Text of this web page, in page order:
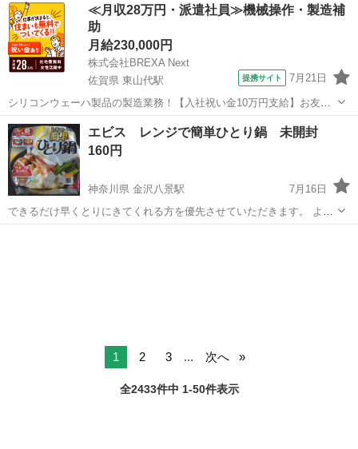
≪月収28万円・派遣社員≫機械操作・製造補
助
月給230,000円
株式会社BREXA Next
佐賀県 東山代駅
提携サイト 7月21日
シリコンウェーハ製品の製造業務！【入社祝い金10万円支給】お友達
やカップルとの応募OK◎年間休日129日＆休出なしでプライベート充
実♪業務はクリーンルームで快適作業◎自社正社員登用制度あり★1食
300円～の格安食堂あり！《佐...
佐賀 伊万里市 その他
エビス レンジで簡単ひとり鍋 未開封
160円
神奈川県 金沢八景駅
7月16日
できるだけ早くとりにきてくれる方を優先させていただきます。 よろ
しくおねがいします。
1 2 3 ... 次へ
全2433件中 1-50件表示